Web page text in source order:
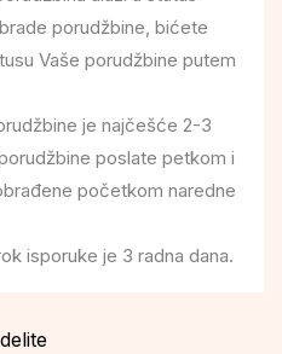
porudžbine, bićete
Vaše porudžbine putem
je najčešće 2-3
poslate petkom i
početkom naredne
isporuke je 3 radna dana.